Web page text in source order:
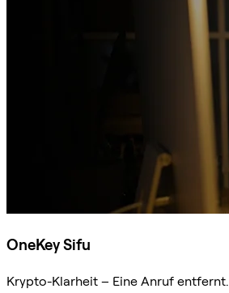
OneKey Sifu
Krypto-Klarheit – Eine Anruf entfernt.